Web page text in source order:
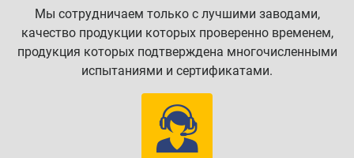
Мы сотрудничаем только с лучшими заводами,
качество продукции которых проверенно временем,
продукция которых подтверждена многочисленными
испытаниями и сертификатами.